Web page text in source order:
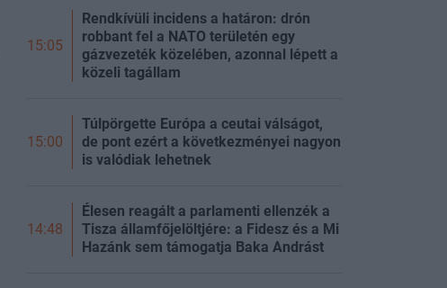
15:05
Rendkívüli incidens a határon: drón
robbant fel a NATO területén egy
gázvezeték közelében, azonnal lépett a
közeli tagállam
15:00
Túlpörgette Európa a ceutai válságot,
de pont ezért a következményei nagyon
is valódiak lehetnek
14:48
Élesen reagált a parlamenti ellenzék a
Tisza államfőjelöltjére: a Fidesz és a Mi
Hazánk sem támogatja Baka Andrást